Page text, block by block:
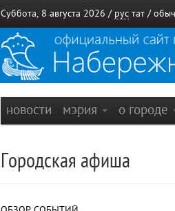
Суббота, 8 августа 2026 / рус тат /
новости мэрия о городе
Городская афиша